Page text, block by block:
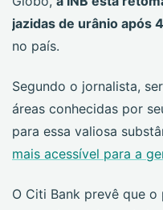
jazidas de urânio após
no país.
Segundo o jornalista,
áreas conhecidas por
para essa valiosa
mais acessível para a
O Citi Bank prevê que